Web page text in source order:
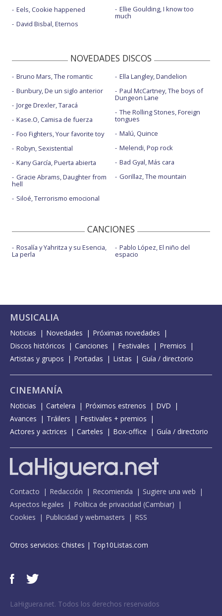
Eels, Cookie happened
David Bisbal, Eternos
Ellie Goulding, I know too
much
NOVEDADES DISCOS
Bruno Mars, The romantic
Bunbury, De un siglo anterior
Jorge Drexler, Taracá
Kase.O, Camisa de fuerza
Foo Fighters, Your favorite toy
Robyn, Sexistential
Kany García, Puerta abierta
Gracie Abrams, Daughter from
hell
Siloé, Terrorismo emocional
Ella Langley, Dandelion
Paul McCartney, The boys of
Dungeon Lane
The Rolling Stones, Foreign
tongues
Malú, Quince
Melendi, Pop rock
Bad Gyal, Más cara
Gorillaz, The mountain
CANCIONES
Rosalía y Yahritza y su Esencia,
La perla
Pablo López, El niño del
espacio
MUSICALIA
Noticias Novedades
Próximas novedades
Discos históricos
Canciones Festivales
Premios
Artistas y grupos
Portadas Listas Guía / directorio
CINEMANÍA
Noticias Cartelera Próximos estrenos
DVD
Avances
Tráilers
Festivales + premios
Actores y actrices
Carteles Box-office Guía / directorio
Contacto Redacción Recomienda
Sugiere una web
Aspectos legales
Política de privacidad (Cambiar)
Cookies
Publicidad y webmasters RSS
Otros servicios: Chistes | Top10Listas.com
LaHiguera.net. Todos los derechos reservados